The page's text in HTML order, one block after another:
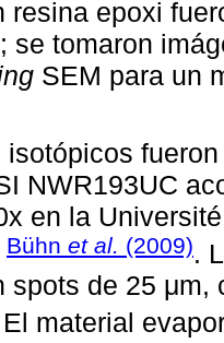
resina epoxi
se tomaron
SEM para un
isotópicos
NWR193UC
en la
Bühn et al. (2009).
spots de 25
El material